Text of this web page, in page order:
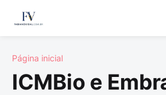
Página inicial
ICMBio e